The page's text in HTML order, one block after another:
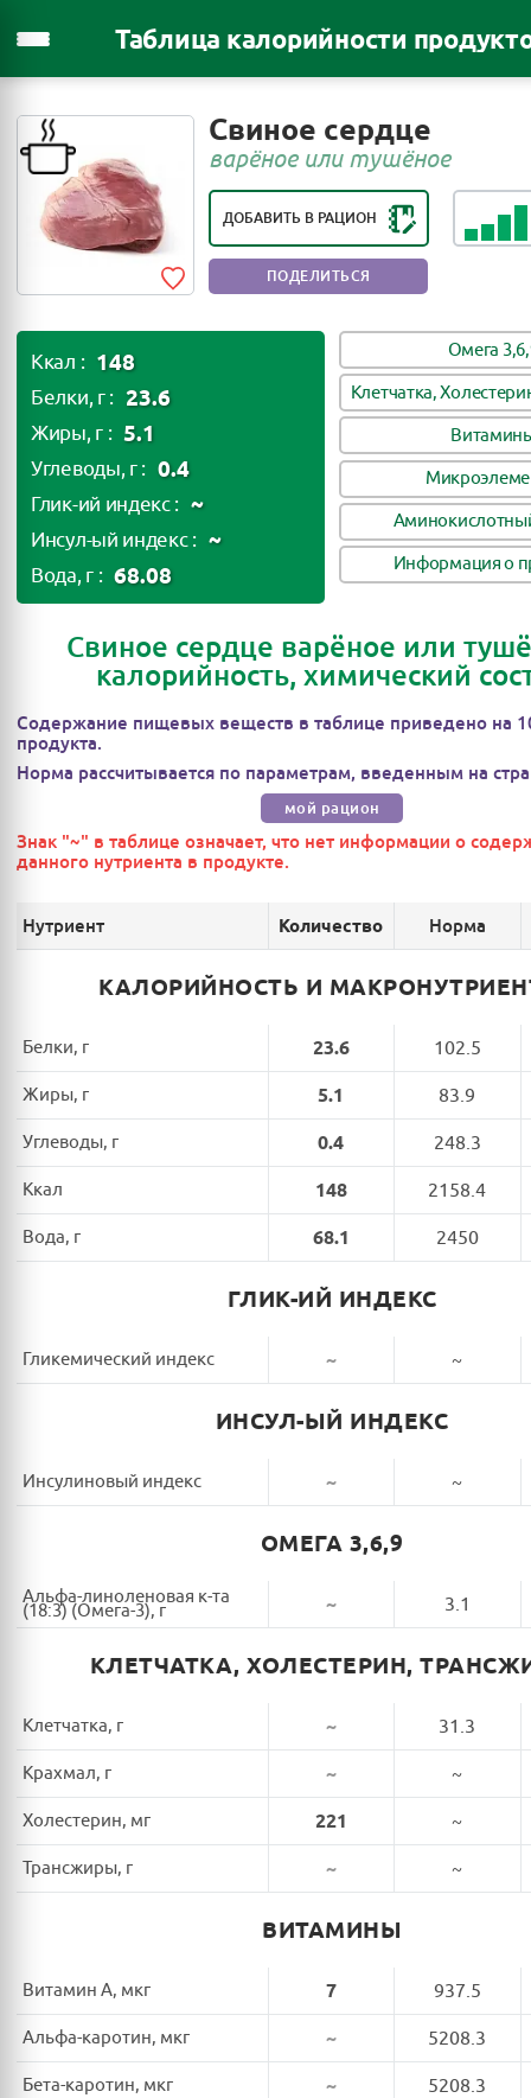
Таблица калорийности
Свиное сердце
варёное или тушёное
ДОБАВИТЬ В РАЦИОН
ПОЛЕЗНЫЙ ПРОДУКТ
ПОДЕЛИТЬСЯ
Ккал : 148
Белки, г : 23.6
Жиры, г : 5.1
Углеводы, г : 0.4
Глик-ий индекс : ~
Инсул-ый индекс : ~
Вода, г : 68.08
Омега
Клетчатка,
Информация о
Свиное сердце варёное или
калорийность, химический
Содержание пищевых веществ в таблице приведено на
продукта.
Норма рассчитывается по параметрам, введенным на
мой рацион
Знак "~" в таблице означает, что нет информации о
данного нутриента в продукте.
Нутриент Количество Норма
КАЛОРИЙНОСТЬ И
Белки, г 23.6 102.5
Жиры, г 5.1 83.9
Углеводы, г 0.4 248.3
Ккал 148 2158.4
Вода, г 68.1 2450
ГЛИК-ИЙ ИНДЕКС
Гликемический индекс ~ ~
ИНСУЛ-ЫЙ ИНДЕКС
Инсулиновый индекс ~ ~
ОМЕГА 3,6,9
Альфа-линоленовая к-та
(18:3) (Омега-3), г ~ 3.1
КЛЕТЧАТКА, ХОЛЕСТЕРИН,
Клетчатка, г ~ 31.3
Крахмал, г ~ ~
Холестерин, мг 221 ~
Трансжиры, г ~ ~
ВИТАМИНЫ
Витамин A, мкг 7 937.5
Альфа-каротин, мкг ~ 5208.3
Бета-каротин, мкг ~ 5208.3